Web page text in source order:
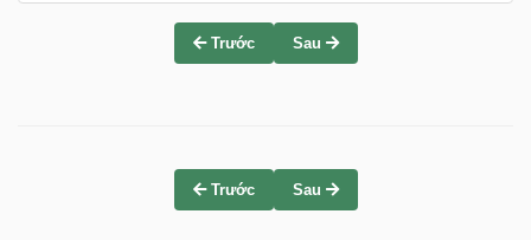
Trước Sau
Trước Sau